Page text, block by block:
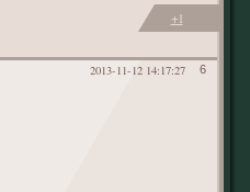
+1
6
2013-11-12 14:17:27